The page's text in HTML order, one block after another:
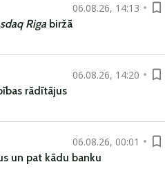
06.08.26, 14:13
Riga biržā
06.08.26, 14:20
rādītājus
06.08.26, 00:01
un pat kādu banku